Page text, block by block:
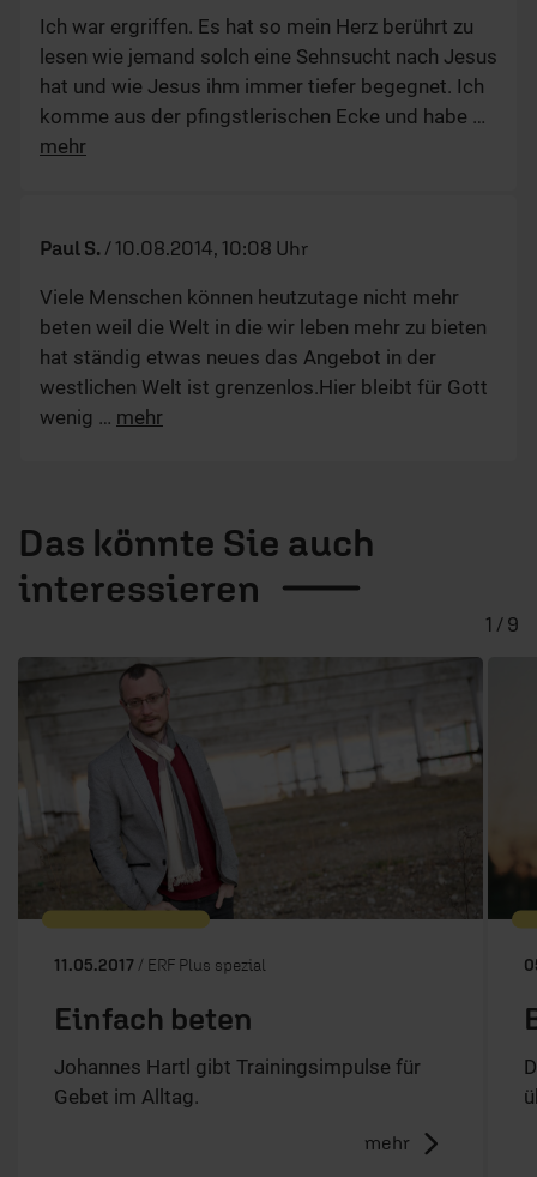
Ich war ergriffen. Es hat so mein Herz berührt zu
lesen wie jemand solch eine Sehnsucht nach Jesus
hat und wie Jesus ihm immer tiefer begegnet. Ich
komme aus der pfingstlerischen Ecke und habe …
mehr
Paul S. / 10.08.2014, 10:08 Uhr
Viele Menschen können heutzutage nicht mehr
beten weil die Welt in die wir leben mehr zu bieten
hat ständig etwas neues das Angebot in der
westlichen Welt ist grenzenlos.Hier bleibt für Gott
wenig … mehr
Das könnte Sie auch
interessieren
11.05.2017 / ERF Plus spezial
Einfach beten
Johannes Hartl gibt Trainingsimpulse für
Gebet im Alltag.
mehr
1 / 9